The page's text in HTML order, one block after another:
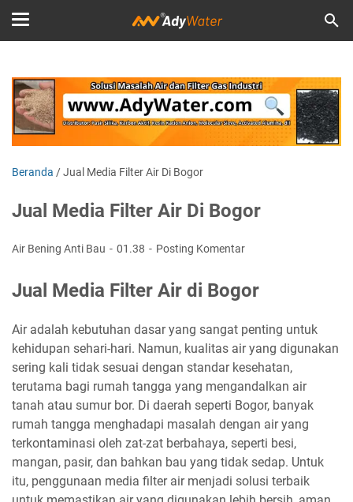
Beranda /Jual Media Filter Air Di Bogor
Jual Media Filter Air Di Bogor
Air Bening Anti Bau 01.38 Posting Komentar
Jual Media Filter Air di Bogor
Air adalah kebutuhan dasar yang sangat penting untuk
kehidupan sehari-hari. Namun, kualitas air yang digunakan
sering kali tidak sesuai dengan standar kesehatan,
terutama bagi rumah tangga yang mengandalkan air
tanah atau sumur bor. Di daerah seperti Bogor, banyak
rumah tangga menghadapi masalah dengan air yang
terkontaminasi oleh zat-zat berbahaya, seperti besi,
mangan, pasir, dan bahkan bau yang tidak sedap. Untuk
itu, penggunaan media filter air menjadi solusi terbaik